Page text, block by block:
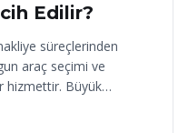
Edilir?
süreçlerinden
araç seçimi ve
hizmettir. Büyük…